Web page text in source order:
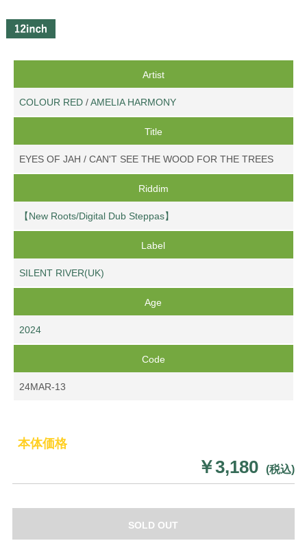
Artist
COLOUR RED /AMELIA HARMONY
Title
EYES OF JAH / CAN'T SEE THE WOOD FOR THE TREES
Riddim
【New Roots/Digital Dub Steppas】
Label
SILENT RIVER(UK)
Age
2024
Code
24MAR-13
本体価格
￥3,180 (税込)
SOLD OUT